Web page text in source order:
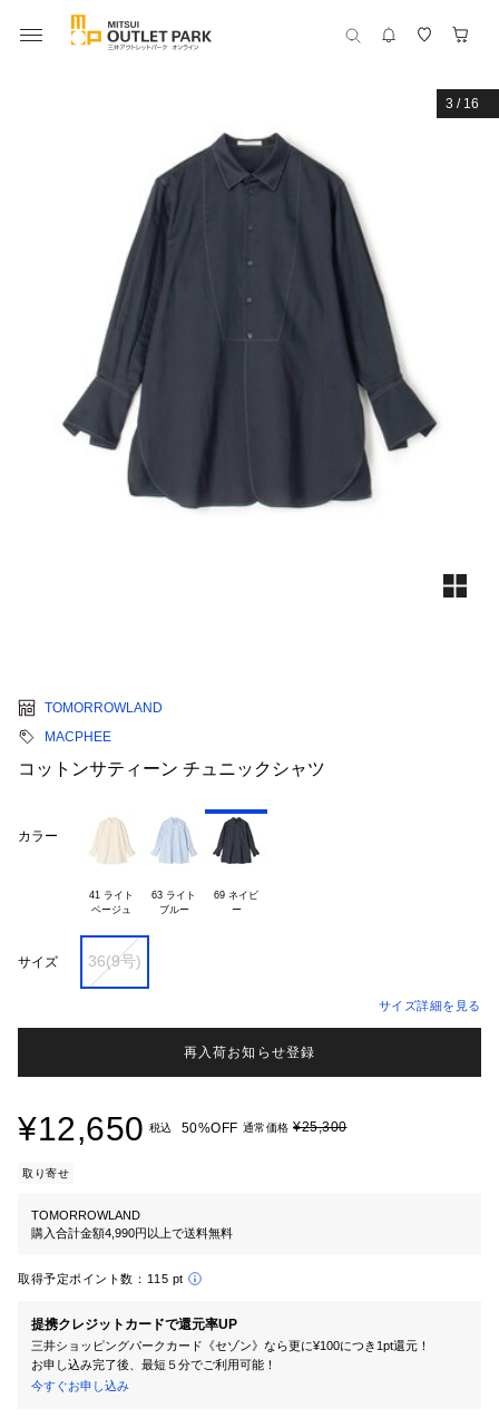
3 / 16
TOMORROWLAND
MACPHEE
コットンサティーン チュニックシャツ
カラー
41 ライト
63 ライト
ブルー
69 ネイビ
ー
サイズ 36(9号)
サイズ詳細を見る
再入荷お知らせ登録
¥12,650 税込 50%OFF 通常価格 ¥25,300
取り寄せ
TOMORROWLAND
購入合計金額4,990円以上で送料無料
取得予定ポイント数： 115 pt
提携クレジットカードで還元率UP
三井ショッピングパークカード《セゾン》なら更に¥100につき1pt還元！
お申し込み完了後、最短５分でご利用可能！
今すぐお申し込み